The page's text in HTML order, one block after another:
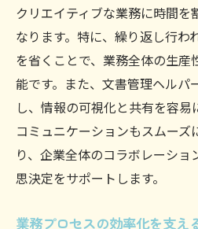
クリエイティブな業務に時間を
なります。特に、繰り返し行わ
を省くことで、業務全体の生
能です。また、文書管理ヘルパ
し、情報の可視化と共有を容
コミュニケーションもスムーズ
り、企業全体のコラボレーシ
思決定をサポートします。
業務プロセスの効率化を支え